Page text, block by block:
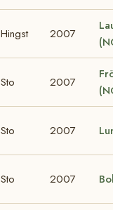
Hingst 2007
Sto 2007
Sto 2007
Sto 2007